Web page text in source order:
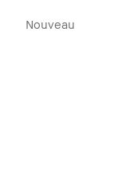
Nouveau